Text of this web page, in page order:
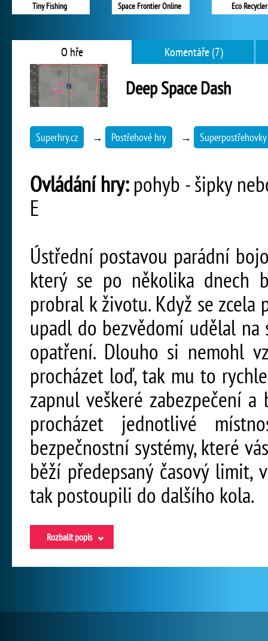
Tiny Fishing Space Frontier Online Eco Recycler
O hře Komentáře (7)
Deep Space Dash
Superhry.cz → Postřehové hry → Superpostřehovky
Ovládání hry:pohyb - šipky
E
Ústřední postavou parádní
který se po několika dnech
probral k životu. Když se
upadl do bezvědomí udělal
opatření. Dlouho si nemohl
procházet loď, tak mu to
zapnul veškeré zabezpečení
procházet jednotlivé
bezpečnostní systémy, které
běží předepsaný časový limit,
tak postoupili do dalšího kola.
Rozbalit popis